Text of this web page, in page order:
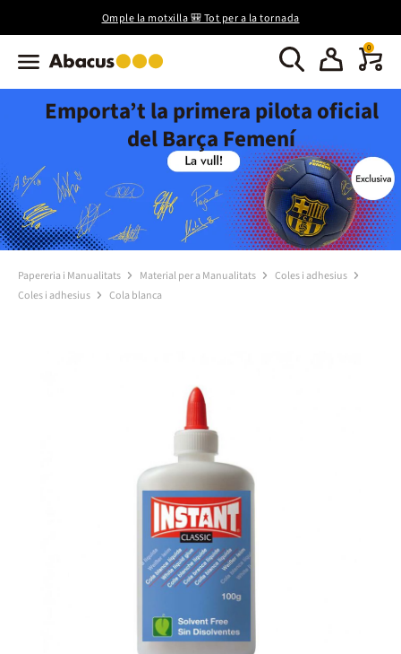
Omple la motxilla 🎒 Tot per a la tornada
0
Emporta’t la primera pilota oficial
del Barça Femení
Papereria i Manualitats Material per a Manualitats
Coles i adhesius
Coles i adhesius
Cola blanca